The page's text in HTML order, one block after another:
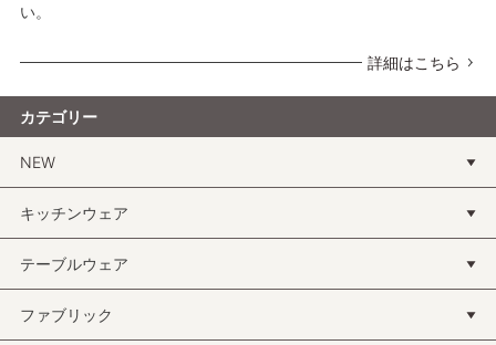
い。
詳細はこちら
カテゴリー
NEW
キッチンウェア
テーブルウェア
ファブリック